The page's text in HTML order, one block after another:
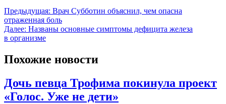
Предыдущая: Врач Субботин объяснил, чем опасна
отраженная боль
Далее: Названы основные симптомы дефицита железа
в организме
Похожие новости
Дочь певца Трофима покинула проект
«Голос. Уже не дети»